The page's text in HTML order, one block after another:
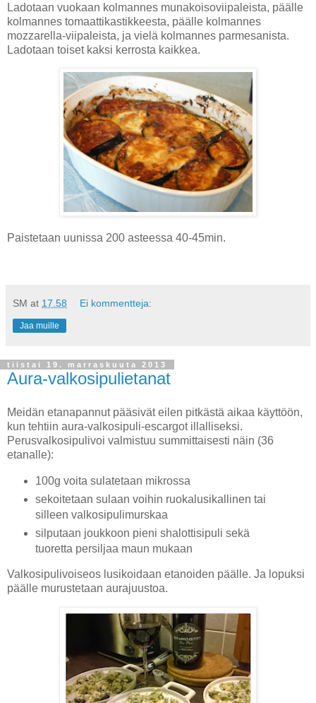
Ladotaan vuokaan kolmannes munakoisoviipaleista, päälle
kolmannes tomaattikastikkeesta, päälle kolmannes
mozzarella-viipaleista, ja vielä kolmannes parmesanista.
Ladotaan toiset kaksi kerrosta kaikkea.
Paistetaan uunissa 200 asteessa 40-45min.
SM at 17.58 Ei kommentteja:
Jaa muille
tiistai 19. marraskuuta 2013
Aura-valkosipulietanat
Meidän etanapannut pääsivät eilen pitkästä aikaa käyttöön,
kun tehtiin aura-valkosipuli-escargot illalliseksi.
Perusvalkosipulivoi valmistuu summittaisesti näin (36
etanalle):
100g voita sulatetaan mikrossa
sekoitetaan sulaan voihin ruokalusikallinen tai
silleen valkosipulimurskaa
silputaan joukkoon pieni shalottisipuli sekä
tuoretta persiljaa maun mukaan
Valkosipulivoiseos lusikoidaan etanoiden päälle. Ja lopuksi
päälle murustetaan aurajuustoa.